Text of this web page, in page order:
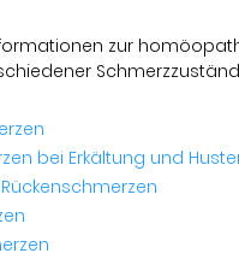
zur
bei Erkältung und